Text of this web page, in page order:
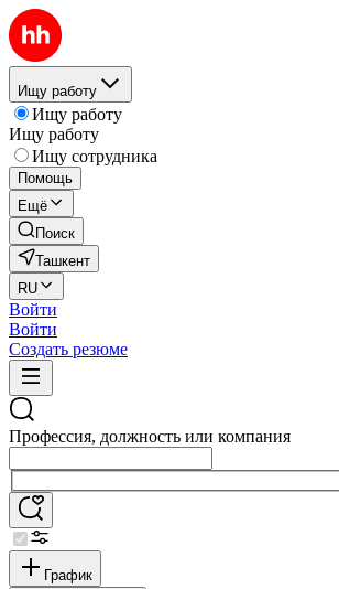
Ищу работу
Ищу работу
Ищу работу
Ищу сотрудника
Помощь
Ещё
Поиск
Ташкент
RU
Войти
Войти
Создать резюме
Профессия, должность или компания
График